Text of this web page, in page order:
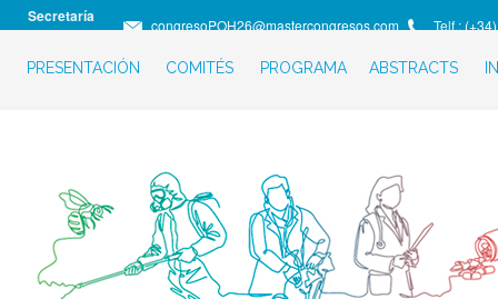
Secretaría
Técnica:
congresoPOH26@mastercongresos.com Telf.:
PRESENTACIÓN COMITÉS PROGRAMA ABSTRACTS